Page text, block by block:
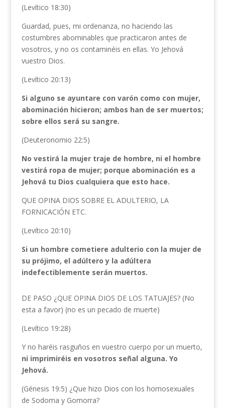
(Levítico 18:30)
Guardad, pues, mi ordenanza, no haciendo las
costumbres abominables que practicaron antes de
vosotros, y no os contaminéis en ellas. Yo Jehová
vuestro Dios.
(Levítico 20:13)
Si alguno se ayuntare con varón como con mujer,
abominación hicieron; ambos han de ser muertos;
sobre ellos será su sangre.
(Deuteronomio 22:5)
No vestirá la mujer traje de hombre, ni el hombre
vestirá ropa de mujer; porque abominación es a
Jehová tu Dios cualquiera que esto hace.
QUE OPINA DIOS SOBRE EL ADULTERIO, LA
FORNICACIÓN ETC.
(Levítico 20:10)
Si un hombre cometiere adulterio con la mujer de
su prójimo, el adúltero y la adúltera
indefectiblemente serán muertos.
DE PASO ¿QUE OPINA DIOS DE LOS TATUAJES? (No
esta a favor) (no es un pecado de muerte)
(Levítico 19:28)
Y no haréis rasguños en vuestro cuerpo por un muerto,
ni imprimiréis en vosotros señal alguna. Yo
Jehová.
(Génesis 19:5) ¿Que hizo Dios con los homosexuales
de Sodoma y Gomorra?